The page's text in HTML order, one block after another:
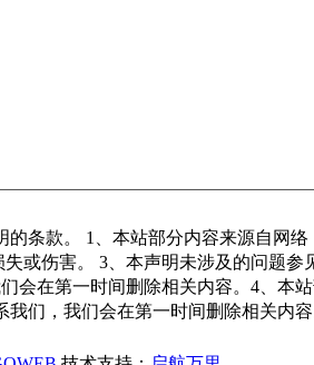
条款。 1、本站部分内容来源自网
或伤害。 3、本声明未涉及的问题
会在第一时间删除相关内容。4、本
们，我们会在第一时间删除相关内容